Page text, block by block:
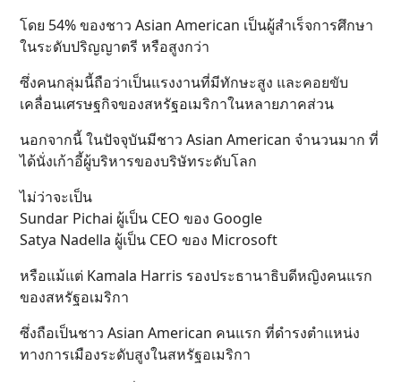
โดย 54% ของชาว Asian American เป็นผู้สำเร็จการศึกษา
ในระดับปริญญาตรี หรือสูงกว่า
ซึ่งคนกลุ่มนี้ถือว่าเป็นแรงงานที่มีทักษะสูง และคอยขับ
เคลื่อนเศรษฐกิจของสหรัฐอเมริกาในหลายภาคส่วน
นอกจากนี้ ในปัจจุบันมีชาว Asian American จำนวนมาก ที่
ได้นั่งเก้าอี้ผู้บริหารของบริษัทระดับโลก
ไม่ว่าจะเป็น
Sundar Pichai ผู้เป็น CEO ของ Google
Satya Nadella ผู้เป็น CEO ของ Microsoft
หรือแม้แต่ Kamala Harris รองประธานาธิบดีหญิงคนแรก
ของสหรัฐอเมริกา
ซึ่งถือเป็นชาว Asian American คนแรก ที่ดำรงตำแหน่ง
ทางการเมืองระดับสูงในสหรัฐอเมริกา